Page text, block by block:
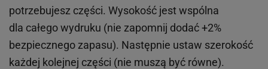
potrzebujesz części. Wysokość jest wspólna
dla całego wydruku (nie zapomnij dodać +2%
bezpiecznego zapasu). Następnie ustaw szerokość
każdej kolejnej części (nie muszą być równe).